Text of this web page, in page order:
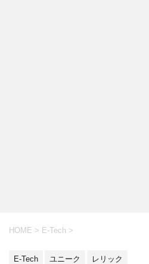
HOME > E-Tech >
E-Tech ユニーク レリック